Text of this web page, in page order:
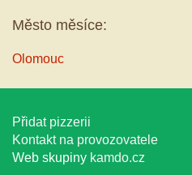
Město měsíce:
Olomouc
Přidat pizzerii
Kontakt na provozovatele
Web skupiny kamdo.cz